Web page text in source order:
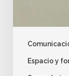
Espacio y